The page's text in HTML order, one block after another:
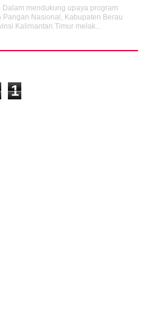
Dalam mendukung upaya program
Pangan Nasional, Kabupaten Berau
Kalimantan Timur melak...
1